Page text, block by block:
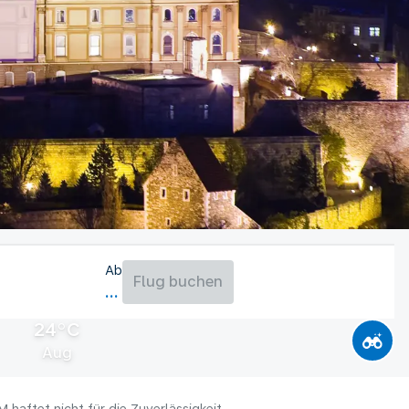
24°C
Aug
Ab
Flug buchen